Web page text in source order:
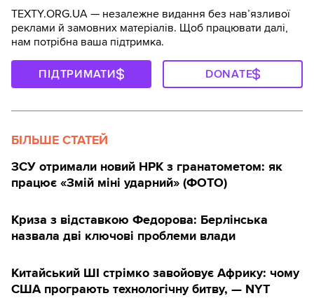
TEXTY.ORG.UA — незалежне видання без навʼязливої
реклами й замовних матеріалів. Щоб працювати далі,
нам потрібна ваша підтримка.
ПІДТРИМАТИ DONATE
БІЛЬШЕ СТАТЕЙ
ЗСУ отримали новий НРК з гранатометом: як
працює «Змій міні ударний» (ФОТО)
Криза з відставкою Федорова: Берлінська
назвала дві ключові проблеми влади
Китайський ШІ стрімко завойовує Африку: чому
США програють технологічну битву, — NYT